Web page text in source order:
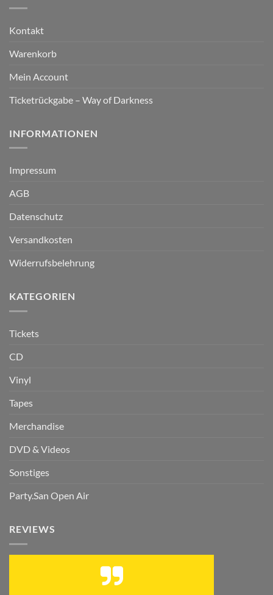
Kontakt
Warenkorb
Mein Account
Ticketrückgabe – Way of Darkness
INFORMATIONEN
Impressum
AGB
Datenschutz
Versandkosten
Widerrufsbelehrung
KATEGORIEN
Tickets
CD
Vinyl
Tapes
Merchandise
DVD & Videos
Sonstiges
Party.San Open Air
REVIEWS